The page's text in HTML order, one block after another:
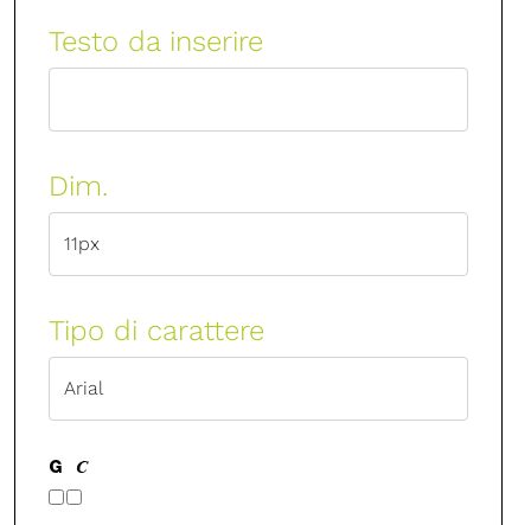
Testo da inserire
Dim.
Tipo di carattere